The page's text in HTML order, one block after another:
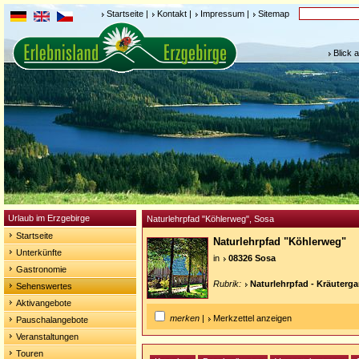
Startseite | Kontakt | Impressum | Sitemap
Blick
Urlaub im Erzgebirge
Startseite
Unterkünfte
Gastronomie
Sehenswertes
Aktivangebote
Pauschalangebote
Veranstaltungen
Touren
Naturlehrpfad "Köhlerweg", Sosa
Naturlehrpfad "Köhlerweg"
in 08326 Sosa
Rubrik: Naturlehrpfad -
merken | Merkzettel anzeigen